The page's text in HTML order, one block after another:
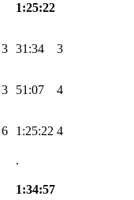
1:25:22
3 31:34 3
3 51:07 4
6 1:25:22 4
.
1:34:57